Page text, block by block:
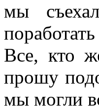
мы
Все, кто
прошу
мы могли